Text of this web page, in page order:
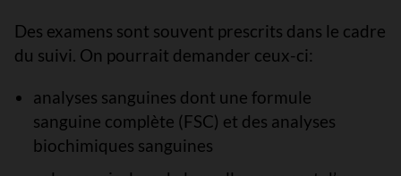
Des examens sont souvent prescrits dans le cadre
du suivi. On pourrait demander ceux-ci:
analyses sanguines dont une formule
sanguine complète (FSC) et des analyses
biochimiques sanguines